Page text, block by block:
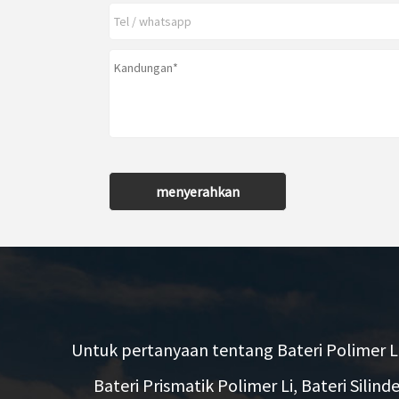
menyerahkan
Untuk pertanyaan tentang Bateri Polimer
Bateri Prismatik Polimer Li, Bateri